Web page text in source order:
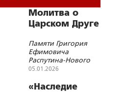
Молитва о
Царском Друге
Памяти Григория
Ефимовича
Распутина-Нового
05.01.2026
«Наследие